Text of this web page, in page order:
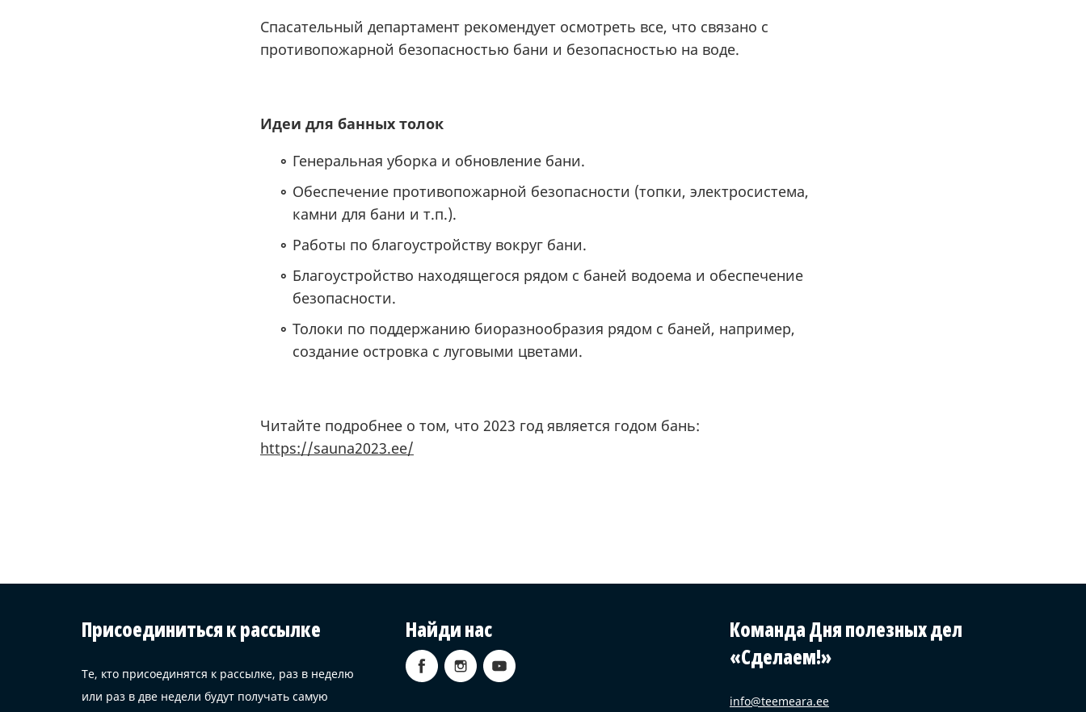
Спасательный департамент рекомендует осмотреть все, что связано с
противопожарной безопасностью бани и безопасностью на воде.
Идеи для банных толок
Генеральная уборка и обновление бани.
Обеспечение противопожарной безопасности (топки, электросистема,
камни для бани и т.п.).
Работы по благоустройству вокруг бани.
Благоустройство находящегося рядом с баней водоема и обеспечение
безопасности.
Толоки по поддержанию биоразнообразия рядом с баней, например,
создание островка с луговыми цветами.
Читайте подробнее о том, что 2023 год является годом бань:
https://sauna2023.ee/
Присоединиться к рассылке
Те, кто присоединятся к рассылке, раз в неделю
или раз в две недели будут получать самую
Найди нас
Команда Дня полезных дел
«Сделаем!»
info@teemeara.ee